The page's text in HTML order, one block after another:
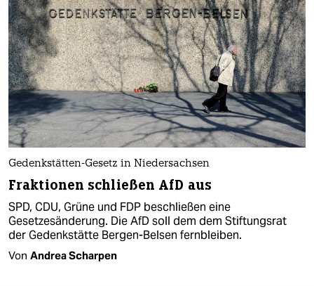
Gedenkstätten-Gesetz in Niedersachsen
Fraktionen schließen AfD aus
SPD, CDU, Grüne und FDP beschließen eine
Gesetzesänderung. Die AfD soll dem dem Stiftungsrat
der Gedenkstätte Bergen-Belsen fernbleiben.
Von Andrea Scharpen